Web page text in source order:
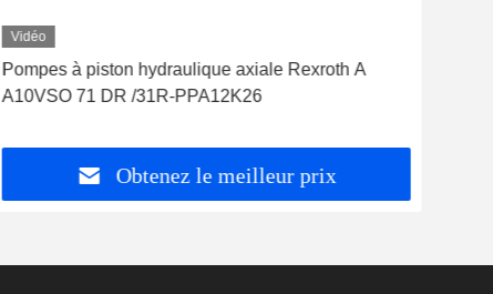
Vidéo
Pompes à piston hydraulique axiale Rexroth A
A10VSO 71 DR /31R-PPA12K26
Obtenez le meilleur prix